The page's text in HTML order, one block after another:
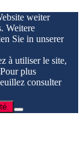
weiter
Weitere
Sie in unserer
à utiliser le site,
plus
consulter